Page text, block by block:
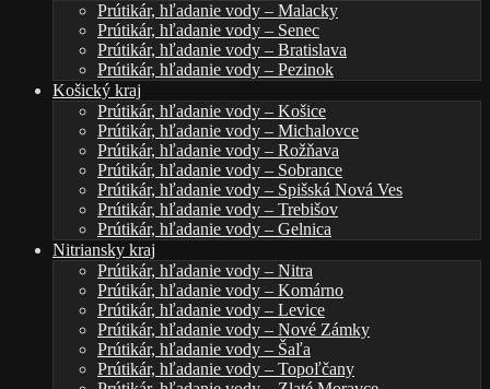
Prútikár, hľadanie vody – Malacky
Prútikár, hľadanie vody – Senec
Prútikár, hľadanie vody – Bratislava
Prútikár, hľadanie vody – Pezinok
Košický kraj
Prútikár, hľadanie vody – Košice
Prútikár, hľadanie vody – Michalovce
Prútikár, hľadanie vody – Rožňava
Prútikár, hľadanie vody – Sobrance
Prútikár, hľadanie vody – Spišská Nová Ves
Prútikár, hľadanie vody – Trebišov
Prútikár, hľadanie vody – Gelnica
Nitriansky kraj
Prútikár, hľadanie vody – Nitra
Prútikár, hľadanie vody – Komárno
Prútikár, hľadanie vody – Levice
Prútikár, hľadanie vody – Nové Zámky
Prútikár, hľadanie vody – Šaľa
Prútikár, hľadanie vody – Topoľčany